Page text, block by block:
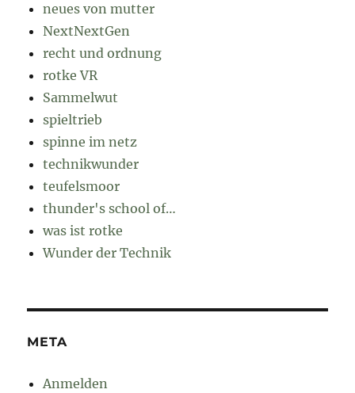
neues von mutter
NextNextGen
recht und ordnung
rotke VR
Sammelwut
spieltrieb
spinne im netz
technikwunder
teufelsmoor
thunder's school of…
was ist rotke
Wunder der Technik
META
Anmelden